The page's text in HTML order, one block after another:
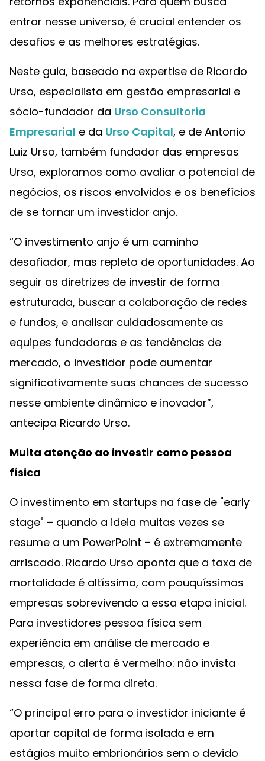
entrar nesse universo, é crucial entender os
desafios e as melhores estratégias.
Neste guia, baseado na expertise de Ricardo
Urso, especialista em gestão empresarial e
sócio-fundador da Urso Consultoria
Empresarial e da Urso Capital, e de Antonio
Luiz Urso, também fundador das empresas
Urso, exploramos como avaliar o potencial de
negócios, os riscos envolvidos e os benefícios
de se tornar um investidor anjo.
“O investimento anjo é um caminho
desafiador, mas repleto de oportunidades. Ao
seguir as diretrizes de investir de forma
estruturada, buscar a colaboração de redes
e fundos, e analisar cuidadosamente as
equipes fundadoras e as tendências de
mercado, o investidor pode aumentar
significativamente suas chances de sucesso
nesse ambiente dinâmico e inovador”,
antecipa Ricardo Urso.
Muita atenção ao investir como pessoa
física
O investimento em startups na fase de "early
stage" – quando a ideia muitas vezes se
resume a um PowerPoint – é extremamente
arriscado. Ricardo Urso aponta que a taxa de
mortalidade é altíssima, com pouquíssimas
empresas sobrevivendo a essa etapa inicial.
Para investidores pessoa física sem
experiência em análise de mercado e
empresas, o alerta é vermelho: não invista
nessa fase de forma direta.
“O principal erro para o investidor iniciante é
aportar capital de forma isolada e em
estágios muito embrionários sem o devido